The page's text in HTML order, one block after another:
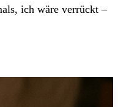
ich wäre verrückt –